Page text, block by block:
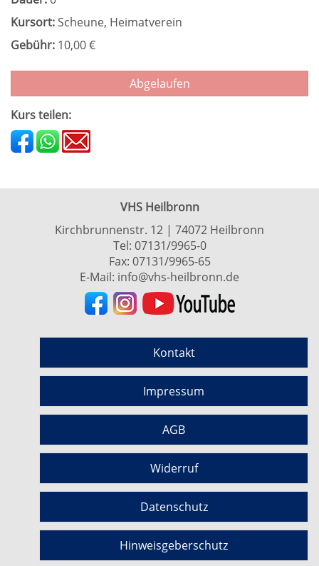
Kursort:Scheune, Heimatverein
Gebühr: 10,00 €
Abgelaufen
Kurs teilen:
VHS Heilbronn
Kirchbrunnenstr. 12 | 74072 Heilbronn
Tel: 07131/9965-0
Fax: 07131/9965-65
E-Mail: info@vhs-heilbronn.de
Kontakt
Impressum
AGB
Widerruf
Datenschutz
Hinweisgeberschutz